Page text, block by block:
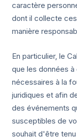
caractère
dont il collecte
manière
En particulier, le
que les données
nécessaires à la
juridiques et afin
des événements
susceptibles de
souhait d'être